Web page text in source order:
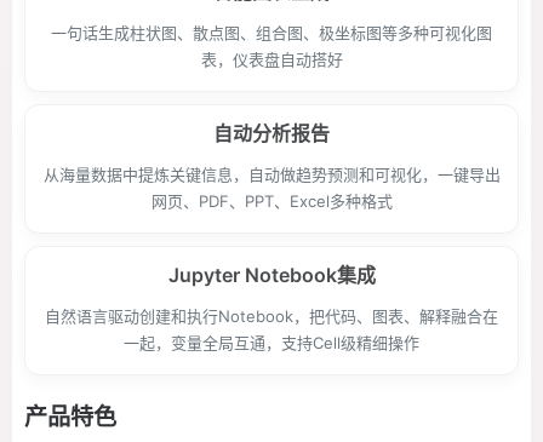
一句话生成柱状图、散点图、组合图、极坐标图等多种可视化图
表，仪表盘自动搭好
自动分析报告
从海量数据中提炼关键信息，自动做趋势预测和可视化，一键导出
网页、PDF、PPT、Excel多种格式
Jupyter Notebook集成
自然语言驱动创建和执行Notebook，把代码、图表、解释融合在
一起，变量全局互通，支持Cell级精细操作
产品特色